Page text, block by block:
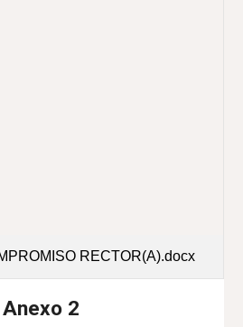
RECTOR(A).docx
Anexo 2